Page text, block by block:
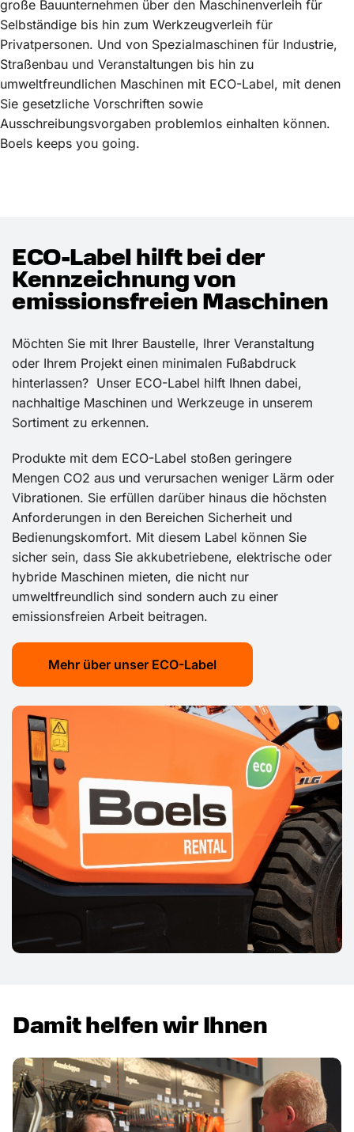
große Bauunternehmen über den Maschinenverleih für
Selbständige bis hin zum Werkzeugverleih für
Privatpersonen. Und von Spezialmaschinen für Industrie,
Straßenbau und Veranstaltungen bis hin zu
umweltfreundlichen Maschinen mit ECO-Label, mit denen
Sie gesetzliche Vorschriften sowie
Ausschreibungsvorgaben problemlos einhalten können.
Boels keeps you going.
ECO-Label hilft bei der
Kennzeichnung von
emissionsfreien Maschinen
Möchten Sie mit Ihrer Baustelle, Ihrer Veranstaltung
oder Ihrem Projekt einen minimalen Fußabdruck
hinterlassen? Unser ECO-Label hilft Ihnen dabei,
nachhaltige Maschinen und Werkzeuge in unserem
Sortiment zu erkennen.
Produkte mit dem ECO-Label stoßen geringere
Mengen CO2 aus und verursachen weniger Lärm oder
Vibrationen. Sie erfüllen darüber hinaus die höchsten
Anforderungen in den Bereichen Sicherheit und
Bedienungskomfort. Mit diesem Label können Sie
sicher sein, dass Sie akkubetriebene, elektrische oder
hybride Maschinen mieten, die nicht nur
umweltfreundlich sind sondern auch zu einer
emissionsfreien Arbeit beitragen.
Mehr über unser ECO-Label
Damit helfen wir Ihnen